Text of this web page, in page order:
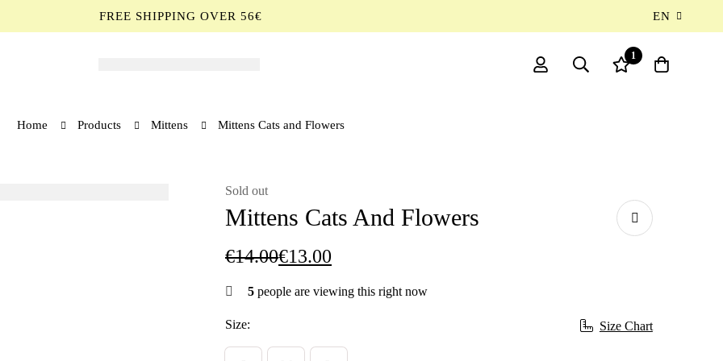
FREE SHIPPING OVER 56€ EN
1
Home Products Mittens Mittens Cats and Flowers
Sold out
Mittens Cats And Flowers
€14.00€13.00
Size Chart
5 people are viewing this right now
Size: